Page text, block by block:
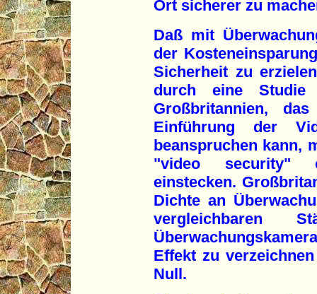
Ort sicherer zu
Daß mit
der
Sicherheit zu
durch eine Studie
Großbritannien,
Einführung der
beanspruchen kann,
"video security"
einstecken.
Dichte an
vergleichbaren
Effekt zu
Null.